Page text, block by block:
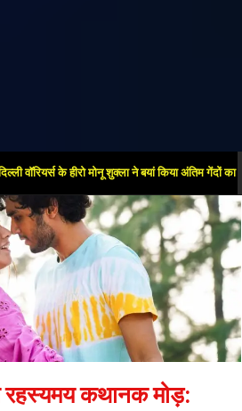
के हीरो मोनू शुक्ला ने बयां किया अंतिम गेंदों का रोमांच
रहस्यमय कथानक मोड़: